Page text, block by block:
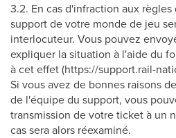
3.2. En cas d'infraction aux
support de votre monde de jeu
interlocuteur. Vous pouvez
expliquer la situation à l'aide du
à cet effet (https://support.rail-
Si vous avez de bonnes raisons
de l'équipe du support, vous
transmission de votre ticket à un
cas sera alors réexaminé.